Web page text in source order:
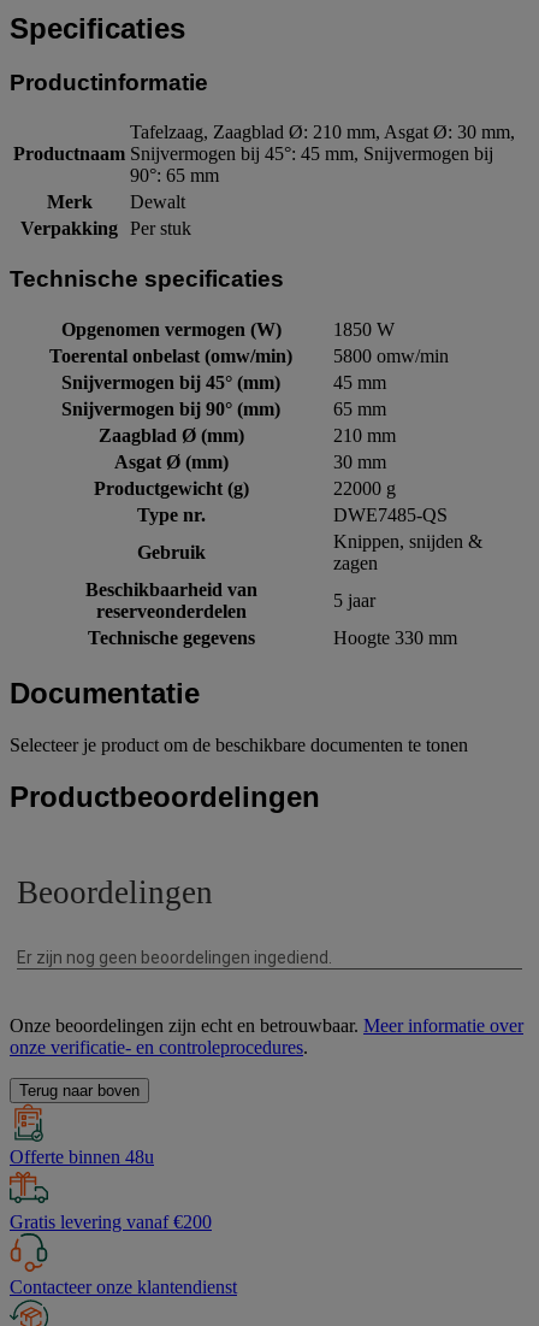
Specificaties
Productinformatie
Productnaam
Tafelzaag, Zaagblad Ø: 210 mm, Asgat Ø: 30 mm,
Snijvermogen bij 45°: 45 mm, Snijvermogen bij
90°: 65 mm
Merk
Dewalt
Verpakking Per stuk
Technische specificaties
Opgenomen vermogen (W)
1850 W
Toerental onbelast (omw/min)
5800 omw/min
Snijvermogen bij 45° (mm)
45 mm
Snijvermogen bij 90° (mm)
65 mm
Zaagblad Ø (mm)
210 mm
Asgat Ø (mm)
30 mm
Productgewicht (g)
22000 g
Type nr.
DWE7485-QS
Gebruik
Knippen, snijden &
zagen
Beschikbaarheid van
reserveonderdelen
5 jaar
Technische gegevens
Hoogte 330 mm
Documentatie
Selecteer je product om de beschikbare documenten te tonen
Productbeoordelingen
Onze beoordelingen zijn echt en betrouwbaar. Meer informatie over
onze verificatie- en controleprocedures.
Terug naar boven
Offerte binnen 48u
Gratis levering vanaf €200
Contacteer onze klantendienst